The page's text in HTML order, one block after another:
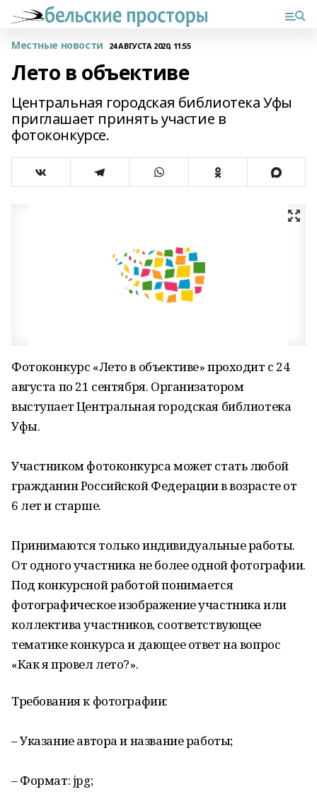
Местные новости 24 АВГУСТА 2020, 11:55
Лето в объективе
Центральная городская библиотека Уфы
приглашает принять участие в
фотоконкурсе.
Фотоконкурс «Лето в объективе» проходит с 24
августа по 21 сентября. Организатором
выступает Центральная городская библиотека
Уфы.
Участником фотоконкурса может стать любой
гражданин Российской Федерации в возрасте от
6 лет и старше.
Принимаются только индивидуальные работы.
От одного участника не более одной фотографии.
Под конкурсной работой понимается
фотографическое изображение участника или
коллектива участников, соответствующее
тематике конкурса и дающее ответ на вопрос
«Как я провел лето?».
Требования к фотографии:
– Указание автора и название работы;
– Формат: jpg;